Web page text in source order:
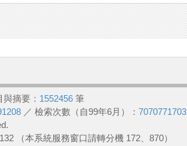
摘要： 1552456 筆
／ 檢索次數（自99年6月）： 7070771703
（本系統服務窗口請轉分機 172、870）